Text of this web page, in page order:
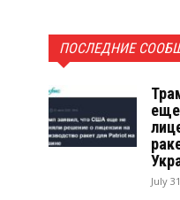
ПОСЛЕДНИЕ
еще
July